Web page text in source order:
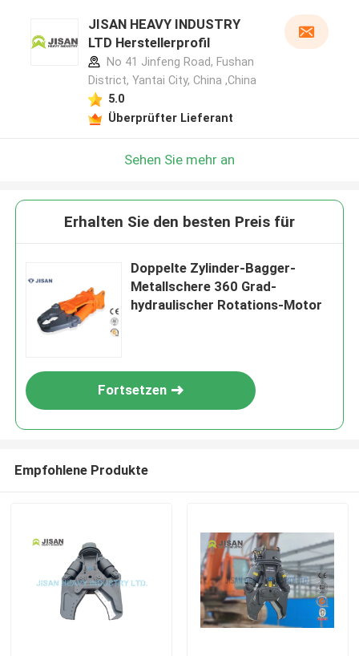
JISAN HEAVY INDUSTRY
LTD Herstellerprofil
No 41 Jinfeng Road, Fushan
District, Yantai City, China ,China
5.0
Überprüfter Lieferant
Sehen Sie mehr an
Erhalten Sie den besten Preis für
Doppelte Zylinder-Bagger-
Metallschere 360 Grad-
hydraulischer Rotations-Motor
Fortsetzen
Empfohlene Produkte